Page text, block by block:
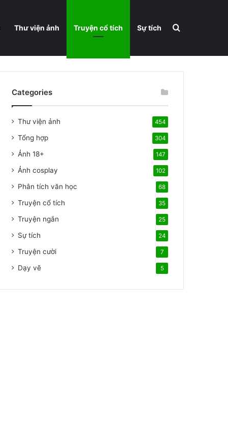
Thư viện ảnh Truyện cổ tích Sự tích Search for
Categories
Thư viện ảnh 454
Tổng hợp 304
Ảnh 18+ 147
Ảnh cosplay 102
Phân tích văn học 68
Truyện cổ tích 35
Truyện ngắn 25
Sự tích 24
Truyện cười 7
Dạy vẽ 5